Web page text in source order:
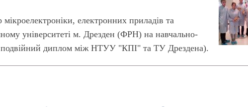
електронних приладів та
університеті м. Дрезден (ФРН) на навчально-
подвійний диплом між НТУУ "КПІ" та ТУ Дрездена).